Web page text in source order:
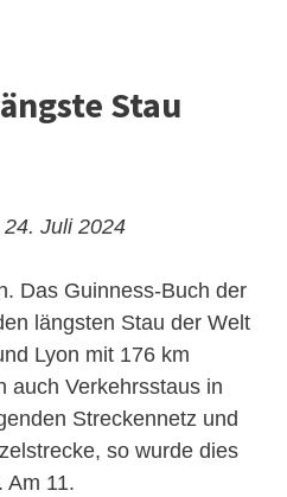
Stau
Juli 2024
Das Guinness-Buch der
längsten Stau der Welt
Lyon mit 176 km
auch Verkehrsstaus in
Streckennetz und
so wurde dies
Am 11.